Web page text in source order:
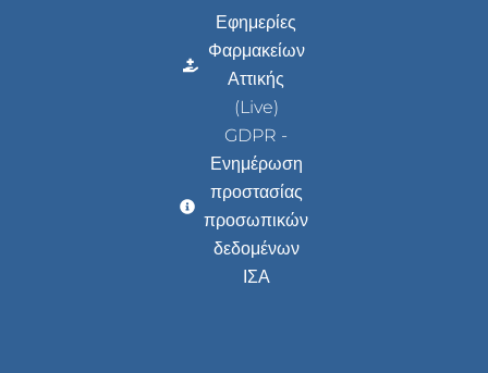
Εφημερίες
Φαρμακείων
Αττικής
(Live)
GDPR -
Ενημέρωση
προστασίας
προσωπικών
δεδομένων
ΙΣΑ